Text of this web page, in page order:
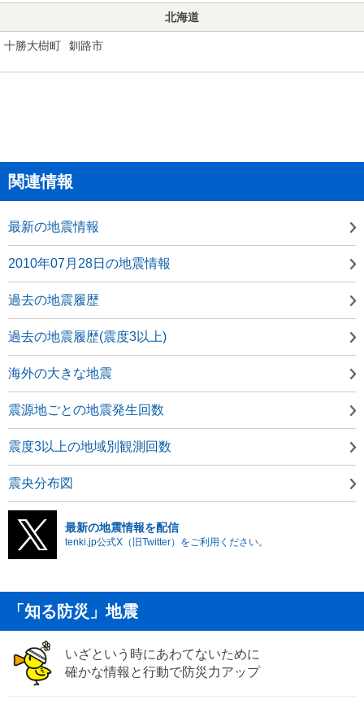
北海道
十勝大樹町 釧路市
関連情報
最新の地震情報
2010年07月28日の地震情報
過去の地震履歴
過去の地震履歴(震度3以上)
海外の大きな地震
震源地ごとの地震発生回数
震度3以上の地域別観測回数
震央分布図
最新の地震情報を配信
tenki.jp公式X（旧Twitter）をご利用ください。
「知る防災」地震
いざという時にあわてないために
確かな情報と行動で防災力アップ